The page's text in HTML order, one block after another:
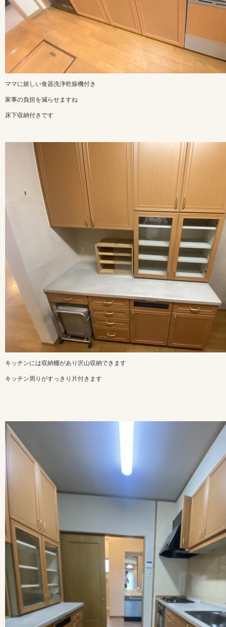
ママに嬉しい食器洗浄乾燥機付き
家事の負担を減らせますね
床下収納付きです
キッチンには収納棚があり沢山収納できます
キッチン周りがすっきり片付きます